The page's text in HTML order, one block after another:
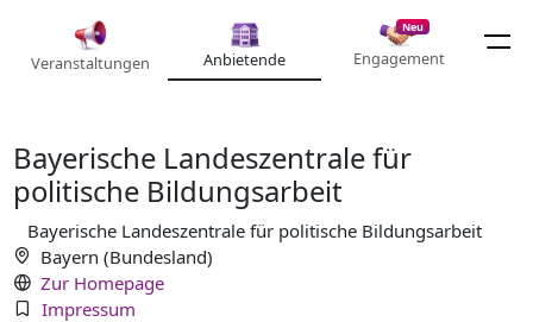
Veranstaltungen Anbietende
Neu
Engagement
Bayerische Landeszentrale für
politische Bildungsarbeit
Bayerische Landeszentrale für politische Bildungsarbeit
Bayern (Bundesland)
Zur Homepage
Impressum